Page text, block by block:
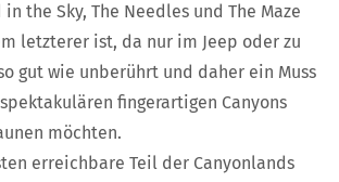
the Sky, The Needles und The Maze
letzterer ist, da nur im Jeep oder zu
gut wie unberührt und daher ein Muss
fingerartigen Canyons
möchten.
erreichbare Teil der Canyonlands